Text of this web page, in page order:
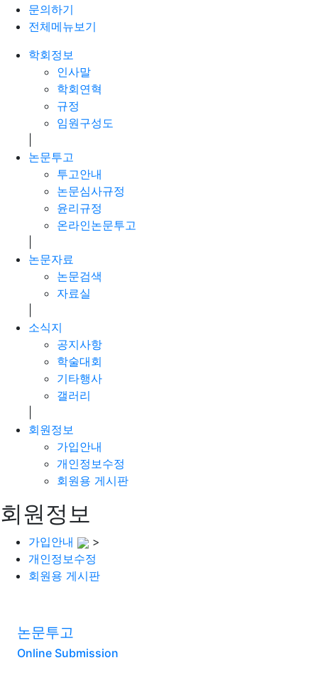
문의하기
전체메뉴보기
학회정보
인사말
학회연혁
규정
임원구성도
논문투고
투고안내
논문심사규정
윤리규정
온라인논문투고
논문자료
논문검색
자료실
소식지
공지사항
학술대회
기타행사
갤러리
회원정보
가입안내
개인정보수정
회원용 게시판
회원정보
가입안내
>
개인정보수정
회원용 게시판
논문투고
Online Submission